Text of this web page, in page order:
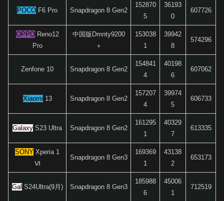
POCO F6 Pro Snapdragon 8 Gen2
152870
5
36193
0
607726
OPPOReno12
Pro
中国版Dmnty9200
＋
153038
1
39942
8
574296
Zenfone 10 Snapdragon 8 Gen2
154841
4
40198
6
607062
Xiaomi 13 Snapdragon 8 Gen2
157207
4
39974
5
606733
Galaxy S23 Ultra Snapdragon 8 Gen2
161295
1
40329
7
613335
SONY Xperia 1
Ⅵ
Snapdragon 8 Gen3
169369
1
43138
2
653173
Gal S24Ultra(9月) Snapdragon 8 Gen3
185988
6
45006
1
712519